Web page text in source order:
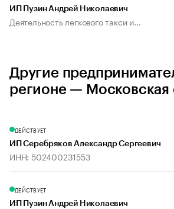
ИП Пузин Андрей Николаевич
Деятельность легкового такси и...
Другие
регионе — Московская
ДЕЙСТВУЕТ
ИП Серебряков Александр Сергеевич
ИНН: 502400231553
ДЕЙСТВУЕТ
ИП Пузин Андрей Николаевич